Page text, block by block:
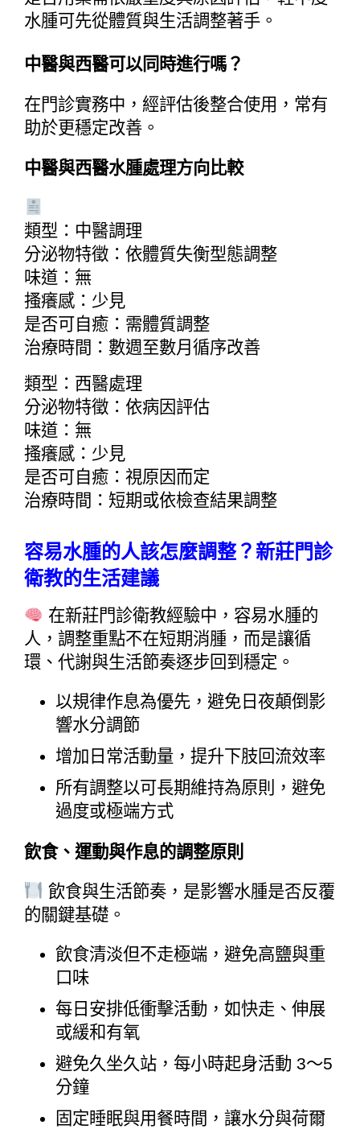
水腫可先從體質與生活調整著手。
中醫與西醫可以同時進行嗎？
在門診實務中，經評估後整合使用，常有
助於更穩定改善。
中醫與西醫水腫處理方向比較
類型：中醫調理
分泌物特徵：依體質失衡型態調整
味道：無
搔癢感：少見
是否可自癒：需體質調整
治療時間：數週至數月循序改善
類型：西醫處理
分泌物特徵：依病因評估
味道：無
搔癢感：少見
是否可自癒：視原因而定
治療時間：短期或依檢查結果調整
容易水腫的人該怎麼調整？新莊門診
衛教的生活建議
在新莊門診衛教經驗中，容易水腫的
人，調整重點不在短期消腫，而是讓循
環、代謝與生活節奏逐步回到穩定。
以規律作息為優先，避免日夜顛倒影
響水分調節
增加日常活動量，提升下肢回流效率
所有調整以可長期維持為原則，避免
過度或極端方式
飲食、運動與作息的調整原則
飲食與生活節奏，是影響水腫是否反覆
的關鍵基礎。
飲食清淡但不走極端，避免高鹽與重
口味
每日安排低衝擊活動，如快走、伸展
或緩和有氧
避免久坐久站，每小時起身活動 3～5
分鐘
固定睡眠與用餐時間，讓水分與荷爾